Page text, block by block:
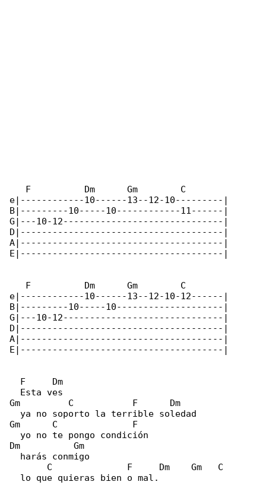
   F          Dm      Gm        C
e|------------10------13--12-10---------|
B|---------10-----10------------11------|
G|---10-12------------------------------|
D|--------------------------------------|
A|--------------------------------------|
E|--------------------------------------|
   F          Dm      Gm        C
e|------------10------13--12-10-12------|
B|---------10-----10--------------------|
G|---10-12------------------------------|
D|--------------------------------------|
A|--------------------------------------|
E|--------------------------------------|
  F     Dm
  Esta ves
Gm         C           F      Dm
  ya no soporto la terrible soledad
Gm      C              F
  yo no te pongo condición
Dm          Gm
  harás conmigo
       C              F     Dm    Gm   C
  lo que quieras bien o mal.